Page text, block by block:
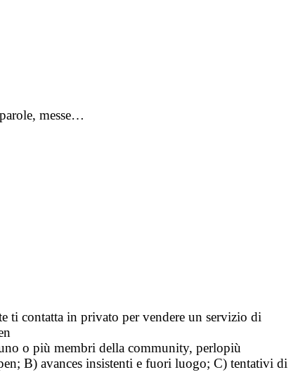
messe…
ti contatta in privato per vendere un servizio di
o più membri della community, perlopiù
B) avances insistenti e fuori luogo; C) tentativi di